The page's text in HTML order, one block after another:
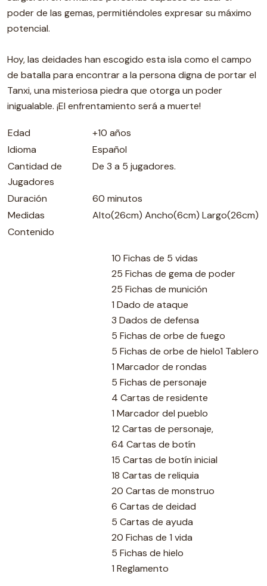
poder de las gemas, permitiéndoles expresar su máximo
potencial.
Hoy, las deidades han escogido esta isla como el campo
de batalla para encontrar a la persona digna de portar el
Tanxi, una misteriosa piedra que otorga un poder
inigualable. ¡El enfrentamiento será a muerte!
Edad
+10 años
Idioma
Español
Cantidad de
Jugadores
De 3 a 5 jugadores.
Duración
60 minutos
Medidas
Alto(26cm) Ancho(6cm) Largo(26cm)
Contenido
10 Fichas de 5 vidas
25 Fichas de gema de poder
25 Fichas de munición
1 Dado de ataque
3 Dados de defensa
5 Fichas de orbe de fuego
5 Fichas de orbe de hielo1 Tablero
1 Marcador de rondas
5 Fichas de personaje
4 Cartas de residente
1 Marcador del pueblo
12 Cartas de personaje,
64 Cartas de botín
15 Cartas de botín inicial
18 Cartas de reliquia
20 Cartas de monstruo
6 Cartas de deidad
5 Cartas de ayuda
20 Fichas de 1 vida
5 Fichas de hielo
1 Reglamento